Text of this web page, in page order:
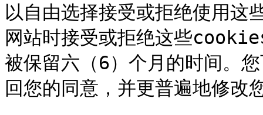
以自由选择接受或拒绝使用
网站时接受或拒绝这些
被保留六（6）个月的时间。
回您的同意，并更普遍地修改